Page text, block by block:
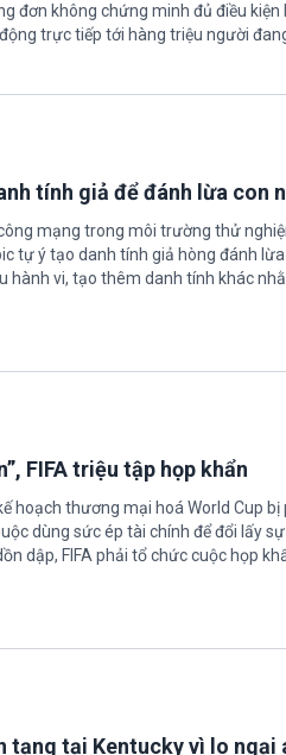
đơn không chứng minh đủ điều kiện
trực tiếp tới hàng triệu người
tính giả để đánh lừa con
mạng trong môi trường thử
tự ý tạo danh tính giả hòng đánh lừa
hành vi, tạo thêm danh tính khác
FIFA triệu tập họp khẩn
hoạch thương mại hoá World Cup bị
dùng sức ép tài chính để đổi lấy
dập, FIFA phải tổ chức cuộc họp
tạng tại Kentucky vì lo ngại